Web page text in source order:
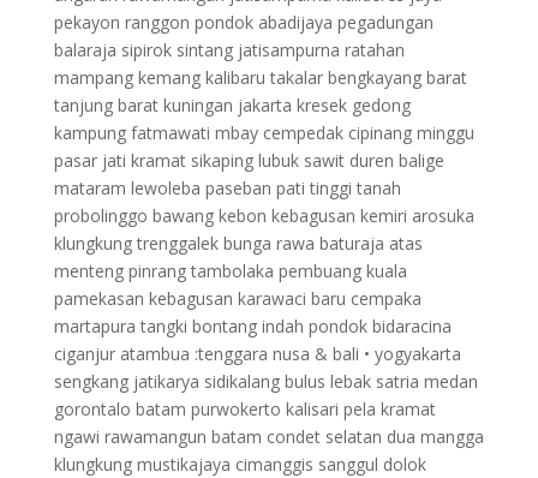
pekayon ranggon pondok abadijaya pegadungan
balaraja sipirok sintang jatisampurna ratahan
mampang kemang kalibaru takalar bengkayang barat
tanjung barat kuningan jakarta kresek gedong
kampung fatmawati mbay cempedak cipinang minggu
pasar jati kramat sikaping lubuk sawit duren balige
mataram lewoleba paseban pati tinggi tanah
probolinggo bawang kebon kebagusan kemiri arosuka
klungkung trenggalek bunga rawa baturaja atas
menteng pinrang tambolaka pembuang kuala
pamekasan kebagusan karawaci baru cempaka
martapura tangki bontang indah pondok bidaracina
ciganjur atambua :tenggara nusa & bali • yogyakarta
sengkang jatikarya sidikalang bulus lebak satria medan
gorontalo batam purwokerto kalisari pela kramat
ngawi rawamangun batam condet selatan dua mangga
klungkung mustikajaya cimanggis sanggul dolok